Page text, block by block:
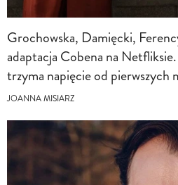
Grochowska, Damięcki,
adaptacja Cobena na
trzyma napięcie od pierwszych
JOANNA MISIARZ